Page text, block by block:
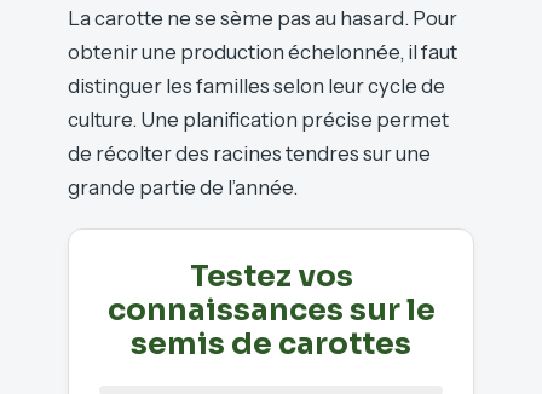
La carotte ne se sème pas au hasard. Pour
obtenir une production échelonnée, il faut
distinguer les familles selon leur cycle de
culture. Une planification précise permet
de récolter des racines tendres sur une
grande partie de l’année.
Testez vos
connaissances sur le
semis de carottes